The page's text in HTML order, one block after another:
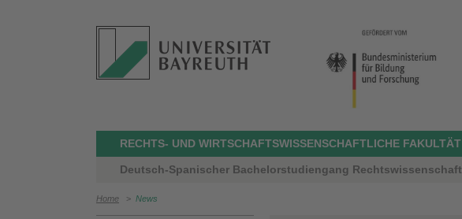
RECHTS- UND WIRTSCHAFTSWISSENSCHAFTLICHE FAKULTÄT
Deutsch-Spanischer Bachelorstudiengang Rechtswissenschaft
Home > News